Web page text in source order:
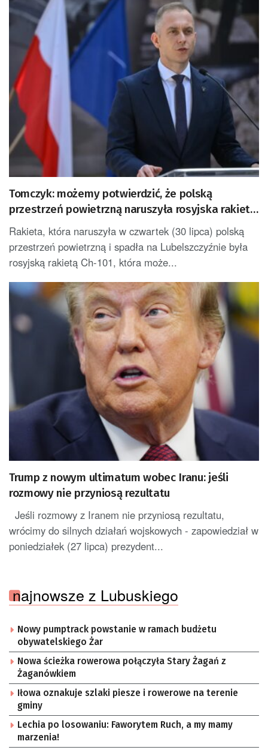
Tomczyk: możemy potwierdzić, że polską
przestrzeń powietrzną naruszyła rosyjska rakieta
Ch-101
Rakieta, która naruszyła w czwartek (30 lipca) polską
przestrzeń powietrzną i spadła na Lubelszczyźnie była
rosyjską rakietą Ch-101, która może...
Trump z nowym ultimatum wobec Iranu: jeśli
rozmowy nie przyniosą rezultatu
Jeśli rozmowy z Iranem nie przyniosą rezultatu,
wrócimy do silnych działań wojskowych - zapowiedział w
poniedziałek (27 lipca) prezydent...
najnowsze z Lubuskiego
Nowy pumptrack powstanie w ramach budżetu
obywatelskiego Żar
Nowa ścieżka rowerowa połączyła Stary Żagań z
Żaganówkiem
Iłowa oznakuje szlaki piesze i rowerowe na terenie
gminy
Lechia po losowaniu: Faworytem Ruch, a my mamy
marzenia!